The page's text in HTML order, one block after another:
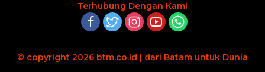
Terhubung Dengan Kami
© copyright 2026 btm.co.id | dari Batam untuk Dunia